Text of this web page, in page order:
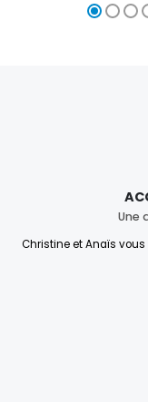
Une
Christine et Anaïs